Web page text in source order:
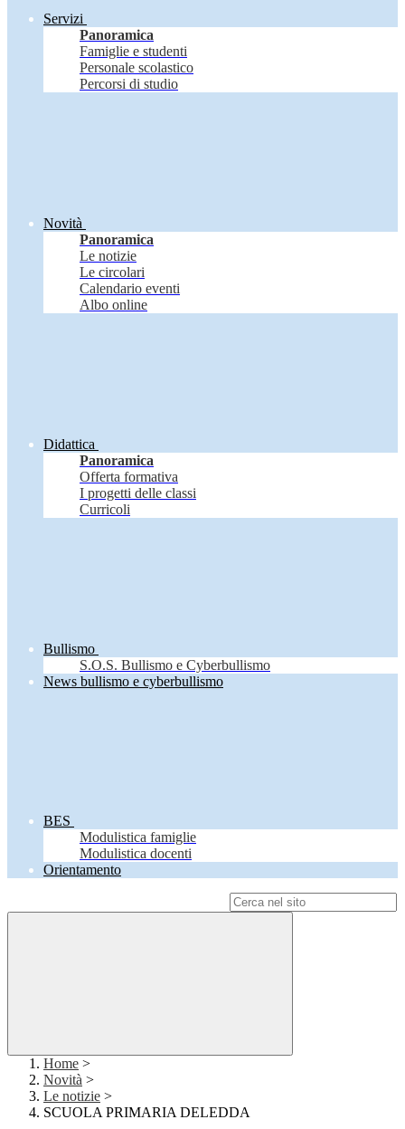
Servizi
Panoramica
Famiglie e studenti
Personale scolastico
Percorsi di studio
Novità
Panoramica
Le notizie
Le circolari
Calendario eventi
Albo online
Didattica
Panoramica
Offerta formativa
I progetti delle classi
Curricoli
Bullismo
S.O.S. Bullismo e Cyberbullismo
News bullismo e cyberbullismo
BES
Modulistica famiglie
Modulistica docenti
Orientamento
Home >
Novità >
Le notizie >
SCUOLA PRIMARIA DELEDDA